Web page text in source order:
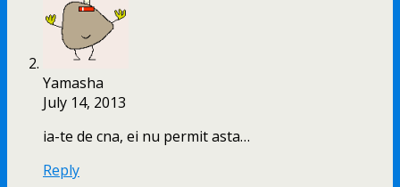
Yamasha
July 14, 2013
ia-te de cna, ei nu permit asta…
Reply